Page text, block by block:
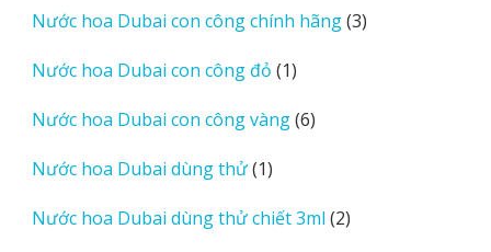
phẩm
Nước hoa Dubai con công chính hãng 33
Nước hoa Dubai con công đỏ 11
phẩm
Nước hoa Dubai con công vàng 66
Nước hoa Dubai dùng thử 11
phẩm
Nước hoa Dubai dùng thử chiết 3ml 22